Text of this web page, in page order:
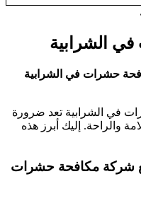
الشرابية
حشرات في الشرابية
في الشرابية تعد ضرورة
والراحة. إليك أبرز هذه
مكافحة حشرات